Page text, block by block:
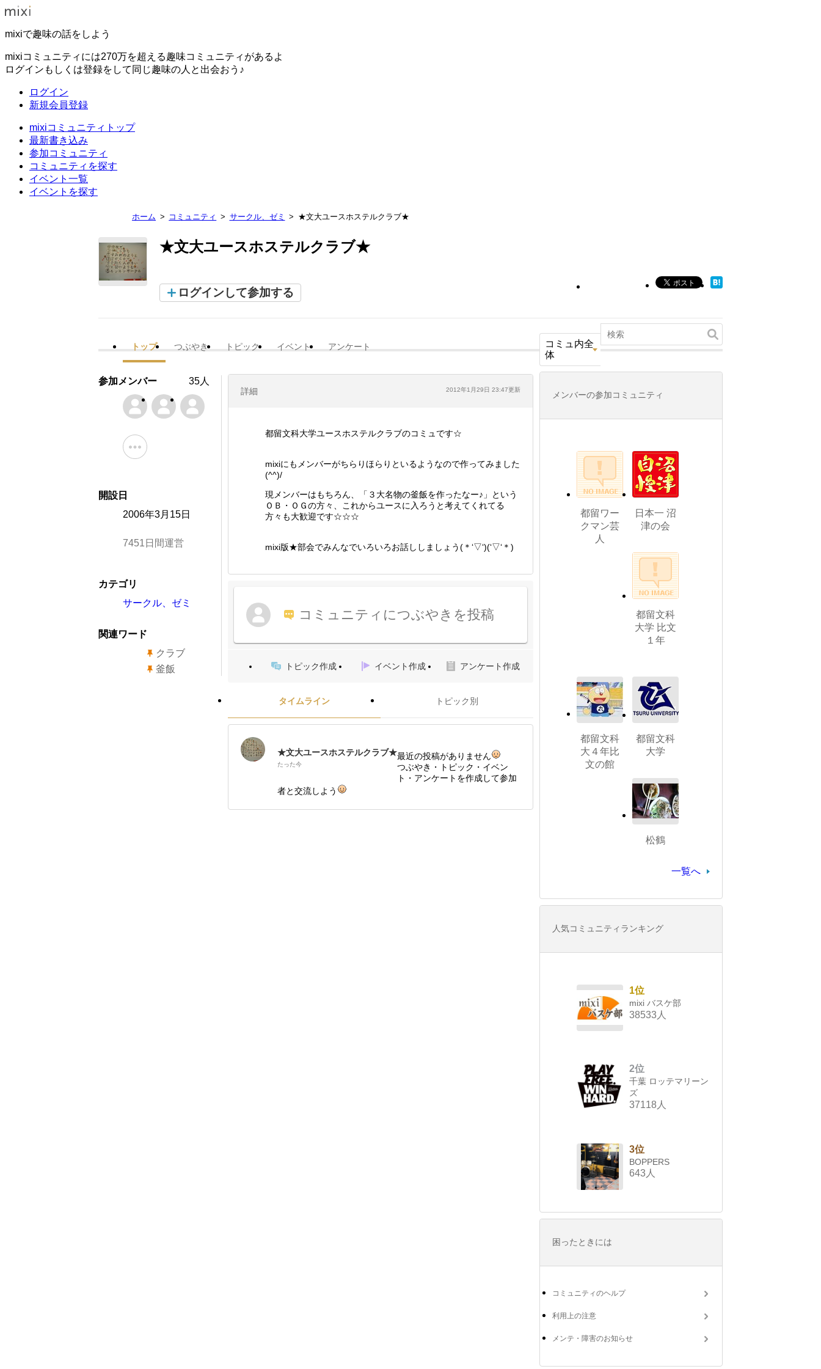
mixiで趣味の話をしよう
mixiコミュニティには270万を超える趣味コミュニティがあるよ
ログインもしくは登録をして同じ趣味の人と出会おう♪
ログイン
新規会員登録
mixiコミュニティトップ
最新書き込み
参加コミュニティ
コミュニティを探す
イベント一覧
イベントを探す
ホーム コミュニティ サークル、ゼミ ★文大ユースホステルクラブ★
★文大ユースホステルクラブ★
ログインして参加する
トップ つぶやき トピック イベント アンケート
コミュ内全
体
詳細 2012年1月29日 23:47更新
都留文科大学ユースホステルクラブのコミュです☆
mixiにもメンバーがちらりほらりといるようなので作ってみました
(^^)/
現メンバーはもちろん、「３大名物の釜飯を作ったなー♪」という
ＯＢ・ＯＧの方々、これからユースに入ろうと考えてくれてる
方々も大歓迎です☆☆☆
mixi版★部会でみんなでいろいろお話ししましょう(＊‘▽‘)(‘▽‘＊)
コミュニティにつぶやきを投稿
トピック作成 イベント作成 アンケート作成
タイムライン トピック別
★文大ユースホステルクラブ★
たった今
最近の投稿がありません
つぶやき・トピック・イベン
ト・アンケートを作成して参加
者と交流しよう
参加メンバー 35人
開設日
2006年3月15日
7451日間運営
カテゴリ
サークル、ゼミ
関連ワード
クラブ
釜飯
メンバーの参加コミュニティ
都留ワー
クマン芸
人
日本一 沼
津の会
都留文科
大学 比文
１年
都留文科
大４年比
文の館
都留文科
大学
松鶴
一覧へ
人気コミュニティランキング
1位
mixi バスケ部
38533人
2位
千葉 ロッテマリーン
ズ
37118人
3位
BOPPERS
643人
困ったときには
コミュニティのヘルプ
利用上の注意
メンテ・障害のお知らせ